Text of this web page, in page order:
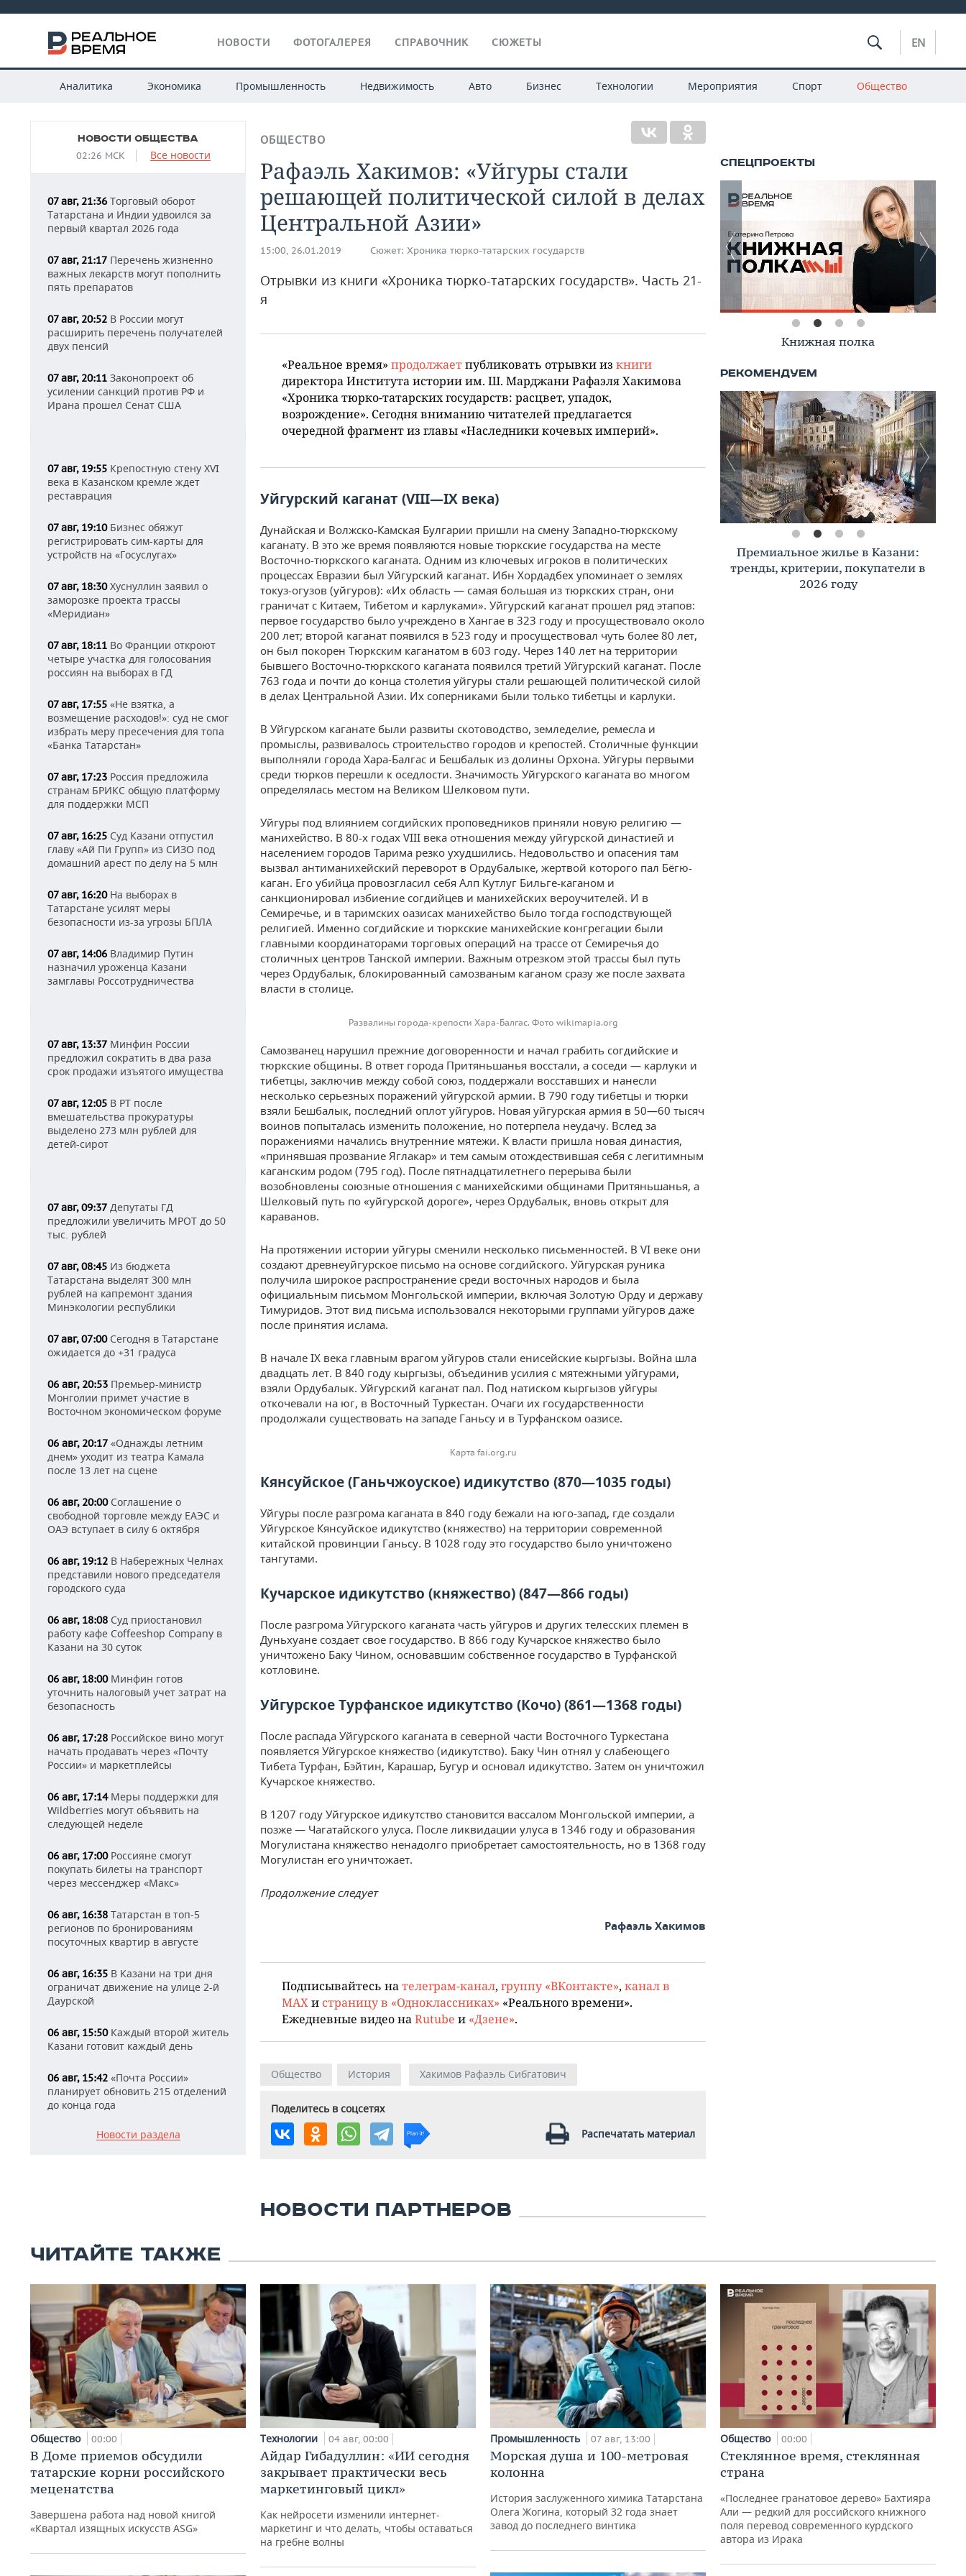
НОВОСТИ ФОТОГАЛЕРЕЯ СПРАВОЧНИК СЮЖЕТЫ EN
Аналитика Экономика Промышленность Недвижимость Авто Бизнес Технологии Мероприятия Спорт Общество
НОВОСТИ ОБЩЕСТВА
02:26 МСК Все новости
07 авг, 21:36 Торговый оборот
Татарстана и Индии удвоился за
первый квартал 2026 года
07 авг, 21:17 Перечень жизненно
важных лекарств могут пополнить
пять препаратов
07 авг, 20:52 В России могут
расширить перечень получателей
двух пенсий
07 авг, 20:11 Законопроект об
усилении санкций против РФ и
Ирана прошел Сенат США
07 авг, 19:55 Крепостную стену XVI
века в Казанском кремле ждет
реставрация
07 авг, 19:10Бизнес обяжут
регистрировать сим-карты для
устройств на «Госуслугах»
07 авг, 18:30Хуснуллин заявил о
заморозке проекта трассы
«Меридиан»
07 авг, 18:11 Во Франции откроют
четыре участка для голосования
россиян на выборах в ГД
07 авг, 17:55 «Не взятка, а
возмещение расходов!»: суд не смог
избрать меру пресечения для топа
«Банка Татарстан»
07 авг, 17:23 Россия предложила
странам БРИКС общую платформу
для поддержки МСП
07 авг, 16:25 Суд Казани отпустил
главу «Ай Пи Групп» из СИЗО под
домашний арест по делу на 5 млн
07 авг, 16:20На выборах в
Татарстане усилят меры
безопасности из-за угрозы БПЛА
07 авг, 14:06 Владимир Путин
назначил уроженца Казани
замглавы Россотрудничества
07 авг, 13:37 Минфин России
предложил сократить в два раза
срок продажи изъятого имущества
07 авг, 12:05 В РТ после
вмешательства прокуратуры
выделено 273 млн рублей для
детей-сирот
07 авг, 09:37 Депутаты ГД
предложили увеличить МРОТ до 50
тыс. рублей
07 авг, 08:45 Из бюджета
Татарстана выделят 300 млн
рублей на капремонт здания
Минэкологии республики
07 авг, 07:00Сегодня в Татарстане
ожидается до +31 градуса
06 авг, 20:53 Премьер-министр
Монголии примет участие в
Восточном экономическом форуме
06 авг, 20:17 «Однажды летним
днем» уходит из театра Камала
после 13 лет на сцене
06 авг, 20:00Соглашение о
свободной торговле между ЕАЭС и
ОАЭ вступает в силу 6 октября
06 авг, 19:12 В Набережных Челнах
представили нового председателя
городского суда
06 авг, 18:08 Суд приостановил
работу кафе Coffeeshop Company в
Казани на 30 суток
06 авг, 18:00Минфин готов
уточнить налоговый учет затрат на
безопасность
06 авг, 17:28 Российское вино могут
начать продавать через «Почту
России» и маркетплейсы
06 авг, 17:14Меры поддержки для
Wildberries могут объявить на
следующей неделе
06 авг, 17:00Россияне смогут
покупать билеты на транспорт
через мессенджер «Макс»
06 авг, 16:38 Татарстан в топ-5
регионов по бронированиям
посуточных квартир в августе
06 авг, 16:35 В Казани на три дня
ограничат движение на улице 2-й
Даурской
06 авг, 15:50Каждый второй житель
Казани готовит каждый день
06 авг, 15:42 «Почта России»
планирует обновить 215 отделений
до конца года
Новости раздела
ОБЩЕСТВО
Рафаэль Хакимов: «Уйгуры стали
решающей политической силой в делах
Центральной Азии»
15:00, 26.01.2019 Сюжет: Хроника тюрко-татарских государств
Отрывки из книги «Хроника тюрко-татарских государств». Часть 21-
я
«Реальное время»продолжаетпубликовать отрывки из книги
директора Института истории им. Ш. Марджани Рафаэля Хакимова
«Хроника тюрко-татарских государств: расцвет, упадок,
возрождение». Сегодня вниманию читателей предлагается
очередной фрагмент из главы «Наследники кочевых империй».
Уйгурский каганат (VIII—IX века)
Дунайская и Волжско-Камская Булгарии пришли на смену Западно-тюркскому
каганату. В это же время появляются новые тюркские государства на месте
Восточно-тюркского каганата. Одним из ключевых игроков в политических
процессах Евразии был Уйгурский каганат. Ибн Хордадбех упоминает о землях
токуз-огузов (уйгуров): «Их область — самая большая из тюркских стран, они
граничат с Китаем, Тибетом и карлуками». Уйгурский каганат прошел ряд этапов:
первое государство было учреждено в Хангае в 323 году и просуществовало около
200 лет; второй каганат появился в 523 году и просуществовал чуть более 80 лет,
он был покорен Тюркским каганатом в 603 году. Через 140 лет на территории
бывшего Восточно-тюркского каганата появился третий Уйгурский каганат. После
763 года и почти до конца столетия уйгуры стали решающей политической силой
в делах Центральной Азии. Их соперниками были только тибетцы и карлуки.
В Уйгурском каганате были развиты скотоводство, земледелие, ремесла и
промыслы, развивалось строительство городов и крепостей. Столичные функции
выполняли города Хара-Балгас и Бешбалык из долины Орхона. Уйгуры первыми
среди тюрков перешли к оседлости. Значимость Уйгурского каганата во многом
определялась местом на Великом Шелковом пути.
Уйгуры под влиянием согдийских проповедников приняли новую религию —
манихейство. В 80-х годах VIII века отношения между уйгурской династией и
населением городов Тарима резко ухудшились. Недовольство и опасения там
вызвал антиманихейский переворот в Ордубалыке, жертвой которого пал Бёгю-
каган. Его убийца провозгласил себя Алп Кутлуг Бильге-каганом и
санкционировал избиение согдийцев и манихейских вероучителей. И в
Семиречье, и в таримских оазисах манихейство было тогда господствующей
религией. Именно согдийские и тюркские манихейские конгрегации были
главными координаторами торговых операций на трассе от Семиречья до
столичных центров Танской империи. Важным отрезком этой трассы был путь
через Ордубалык, блокированный самозваным каганом сразу же после захвата
власти в столице.
Развалины города-крепости Хара-Балгас. Фото wikimapia.org
Самозванец нарушил прежние договоренности и начал грабить согдийские и
тюркские общины. В ответ города Притяньшанья восстали, а соседи — карлуки и
тибетцы, заключив между собой союз, поддержали восставших и нанесли
несколько серьезных поражений уйгурской армии. В 790 году тибетцы и тюрки
взяли Бешбалык, последний оплот уйгуров. Новая уйгурская армия в 50—60 тысяч
воинов попыталась изменить положение, но потерпела неудачу. Вслед за
поражениями начались внутренние мятежи. К власти пришла новая династия,
«принявшая прозвание Яглакар» и тем самым отождествившая себя с легитимным
каганским родом (795 год). После пятнадцатилетнего перерыва были
возобновлены союзные отношения с манихейскими общинами Притяньшанья, а
Шелковый путь по «уйгурской дороге», через Ордубалык, вновь открыт для
караванов.
На протяжении истории уйгуры сменили несколько письменностей. В VI веке они
создают древнеуйгурское письмо на основе согдийского. Уйгурская руника
получила широкое распространение среди восточных народов и была
официальным письмом Монгольской империи, включая Золотую Орду и державу
Тимуридов. Этот вид письма использовался некоторыми группами уйгуров даже
после принятия ислама.
В начале IX века главным врагом уйгуров стали енисейские кыргызы. Война шла
двадцать лет. В 840 году кыргызы, объединив усилия с мятежными уйгурами,
взяли Ордубалык. Уйгурский каганат пал. Под натиском кыргызов уйгуры
откочевали на юг, в Восточный Туркестан. Очаги их государственности
продолжали существовать на западе Ганьсу и в Турфанском оазисе.
Карта fai.org.ru
Кянсуйское (Ганьчжоуское) идикутство (870—1035 годы)
Уйгуры после разгрома каганата в 840 году бежали на юго-запад, где создали
Уйгурское Кянсуйское идикутство (княжество) на территории современной
китайской провинции Ганьсу. В 1028 году это государство было уничтожено
тангутами.
Кучарское идикутство (княжество) (847—866 годы)
После разгрома Уйгурского каганата часть уйгуров и других телесских племен в
Дуньхуане создает свое государство. В 866 году Кучарское княжество было
уничтожено Баку Чином, основавшим собственное государство в Турфанской
котловине.
Уйгурское Турфанское идикутство (Кочо) (861—1368 годы)
После распада Уйгурского каганата в северной части Восточного Туркестана
появляется Уйгурское княжество (идикутство). Баку Чин отнял у слабеющего
Тибета Турфан, Бэйтин, Карашар, Бугур и основал идикутство. Затем он уничтожил
Кучарское княжество.
В 1207 году Уйгурское идикутство становится вассалом Монгольской империи, а
позже — Чагатайского улуса. После ликвидации улуса в 1346 году и образования
Могулистана княжество ненадолго приобретает самостоятельность, но в 1368 году
Могулистан его уничтожает.
Продолжение следует
Рафаэль Хакимов
Подписывайтесь на телеграм-канал, группу «ВКонтакте», канал в
MAX и страницу в «Одноклассниках» «Реального времени».
Ежедневные видео на Rutube и «Дзене».
Общество История Хакимов Рафаэль Сибгатович
Поделитесь в соцсетях
Распечатать материал
НОВОСТИ ПАРТНЕРОВ
Книжная полка
Премиальное жилье в Казани:
тренды, критерии, покупатели в
2026 году
ЧИТАЙТЕ ТАКЖЕ
Общество 00:00
В Доме приемов обсудили
татарские корни российского
меценатства
Завершена работа над новой книгой
«Квартал изящных искусств ASG»
Технологии 04 авг, 00:00
Айдар Гибадуллин: «ИИ сегодня
закрывает практически весь
маркетинговый цикл»
Как нейросети изменили интернет-
маркетинг и что делать, чтобы оставаться
на гребне волны
Промышленность 07 авг, 13:00
Морская душа и 100-метровая
колонна
История заслуженного химика Татарстана
Олега Жогина, который 32 года знает
завод до последнего винтика
Общество 00:00
Стеклянное время, стеклянная
страна
«Последнее гранатовое дерево» Бахтияра
Али — редкий для российского книжного
поля перевод современного курдского
автора из Ирака